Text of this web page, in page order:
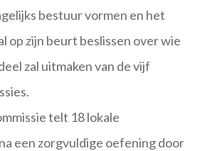
bestuur vormen en het
op zijn beurt beslissen over wie
zal uitmaken van de vijf
telt 18 lokale
een zorgvuldige oefening door